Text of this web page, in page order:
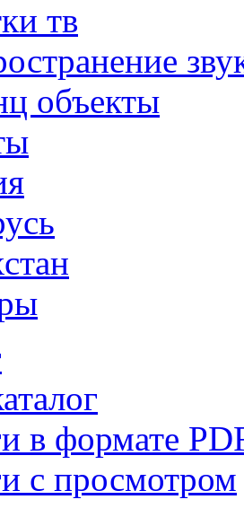
тв
объекты
в формате
с просмотром